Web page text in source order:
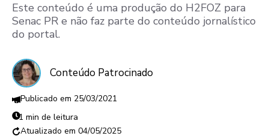
Este conteúdo é uma produção do H2FOZ para
Senac PR e não faz parte do conteúdo jornalístico
do portal.
Conteúdo Patrocinado
25/03/2021
1 min de leitura
04/05/2025